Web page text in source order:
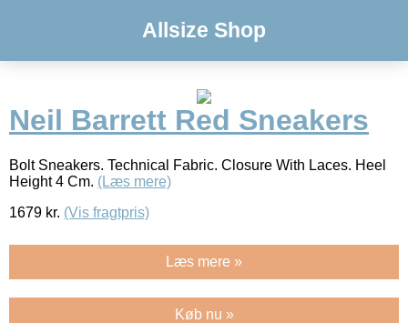
Allsize Shop
Neil Barrett Red Sneakers
Bolt Sneakers. Technical Fabric. Closure With Laces. Heel
Height 4 Cm. (Læs mere)
1679 kr. (Vis fragtpris)
Læs mere »
Køb nu »